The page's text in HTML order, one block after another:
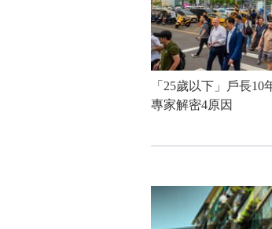
「25歲以下」戶長
專家解密4原因